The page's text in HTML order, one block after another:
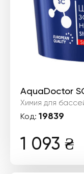
AquaDoctor
Химия для
Код: 19839
1 093 ₴